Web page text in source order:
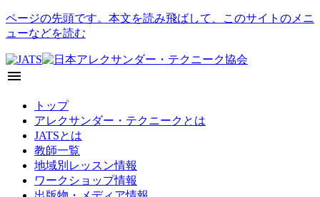
ページの先頭です。本文を読み飛ばして、このサイトのメニ
ューなどを読む
menu
トップ
アレクサンダー・テクニークとは
JATSとは
教師一覧
地域別レッスン情報
ワークショップ情報